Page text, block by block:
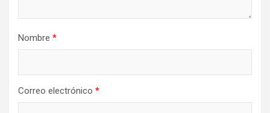
Nombre *
Correo electrónico *